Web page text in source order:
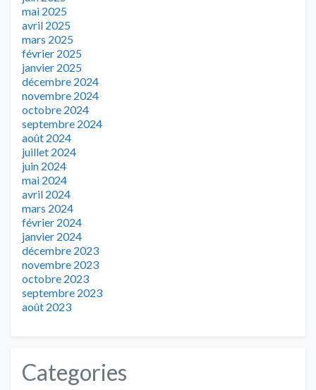
mai 2025
avril 2025
mars 2025
février 2025
janvier 2025
décembre 2024
novembre 2024
octobre 2024
septembre 2024
août 2024
juillet 2024
juin 2024
mai 2024
avril 2024
mars 2024
février 2024
janvier 2024
décembre 2023
novembre 2023
octobre 2023
septembre 2023
août 2023
Categories